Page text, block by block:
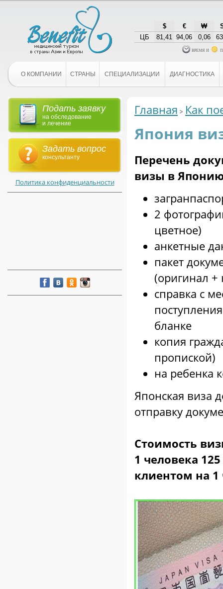
$ € ₩
ЦБ
81,41 94,06 0,06
время и
О КОМПАНИИ СТРАНЫ СПЕЦИАЛИЗАЦИИ ДИАГНОСТИКА
Подать заявку
на обследование
и лечение
Задать вопрос
консультанту
Политика конфиденциальности
Главная Как
Япония
Перечень
визы в
2
цветное)
анкетные
пакет
(оригинал +
справка с
бланке
копия
пропиской)
на ребенка
Японская виза
отправку
Стоимость
1 человека
клиентом на 1